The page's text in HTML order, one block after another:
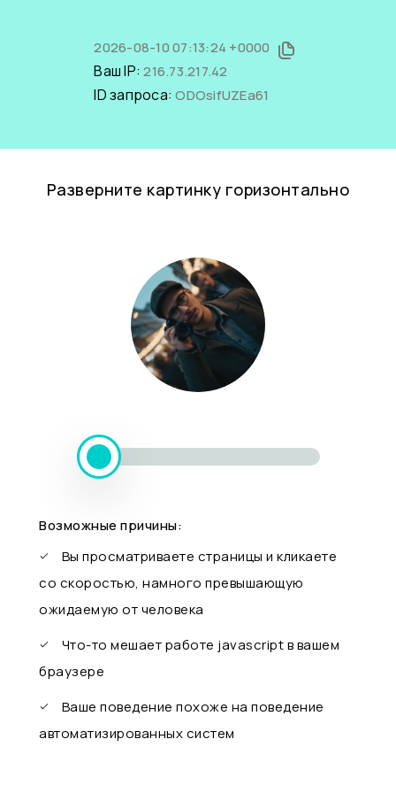
2026-08-10 07:13:24 +0000
Ваш IP:216.73.217.42
ID запроса:ODOsifUZEa61
Разверните картинку горизонтально
Возможные причины:
Вы просматриваете страницы и кликаете
со скоростью, намного превышающую
ожидаемую от человека
Что-то мешает работе javascript в вашем
браузере
Ваше поведение похоже на поведение
автоматизированных систем